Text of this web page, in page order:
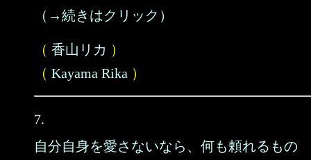
（→続きはクリック）
（ 香山リカ ）
（ Kayama Rika ）
7.
自分自身を愛さないなら、何も頼れるもの